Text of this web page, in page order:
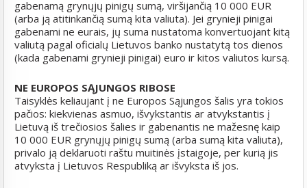
gabenamą grynųjų pinigų sumą, viršijančią 10 000 EUR
(arba ją atitinkančią sumą kita valiuta). Jei grynieji pinigai
gabenami ne eurais, jų suma nustatoma konvertuojant kitą
valiutą pagal oficialų Lietuvos banko nustatytą tos dienos
(kada gabenami grynieji pinigai) euro ir kitos valiutos kursą.
NE EUROPOS SĄJUNGOS RIBOSE
Taisyklės keliaujant į ne Europos Sąjungos šalis yra tokios
pačios: kiekvienas asmuo, išvykstantis ar atvykstantis į
Lietuvą iš trečiosios šalies ir gabenantis ne mažesnę kaip
10 000 EUR grynųjų pinigų sumą (arba sumą kita valiuta),
privalo ją deklaruoti raštu muitinės įstaigoje, per kurią jis
atvyksta į Lietuvos Respubliką ar išvyksta iš jos.